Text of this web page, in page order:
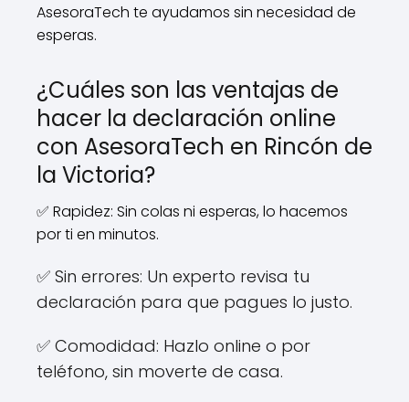
AsesoraTech te ayudamos sin necesidad de
esperas.
¿Cuáles son las ventajas de
hacer la declaración online
con AsesoraTech en Rincón de
la Victoria?
✅ Rapidez: Sin colas ni esperas, lo hacemos
por ti en minutos.
✅ Sin errores: Un experto revisa tu
declaración para que pagues lo justo.
✅ Comodidad: Hazlo online o por
teléfono, sin moverte de casa.